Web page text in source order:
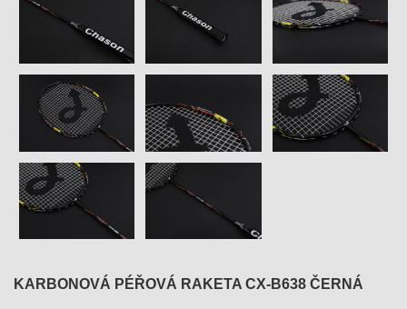
KARBONOVÁ PÉŘOVÁ RAKETA CX-B638 ČERNÁ